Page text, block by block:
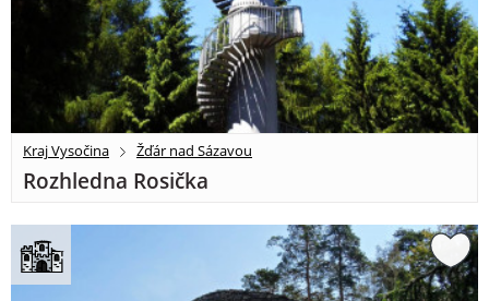
Kraj Vysočina Žďár nad Sázavou
Rozhledna Rosička